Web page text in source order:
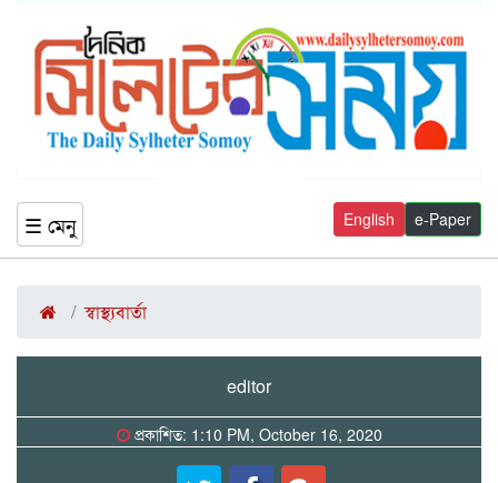
☰ মেনু e-Paper
English
স্বাস্থ্যবার্তা
editor
প্রকাশিত: 1:10 PM, October 16, 2020